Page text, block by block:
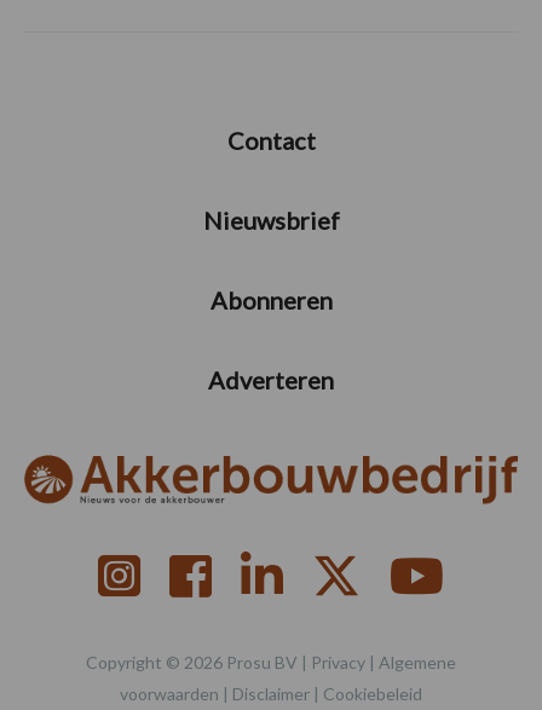
Contact
Nieuwsbrief
Abonneren
Adverteren
Copyright © 2026 Prosu BV | Privacy | Algemene
voorwaarden | Disclaimer | Cookiebeleid